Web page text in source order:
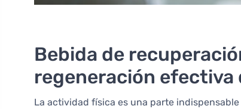
Bebida de
regeneración
La actividad física es una parte